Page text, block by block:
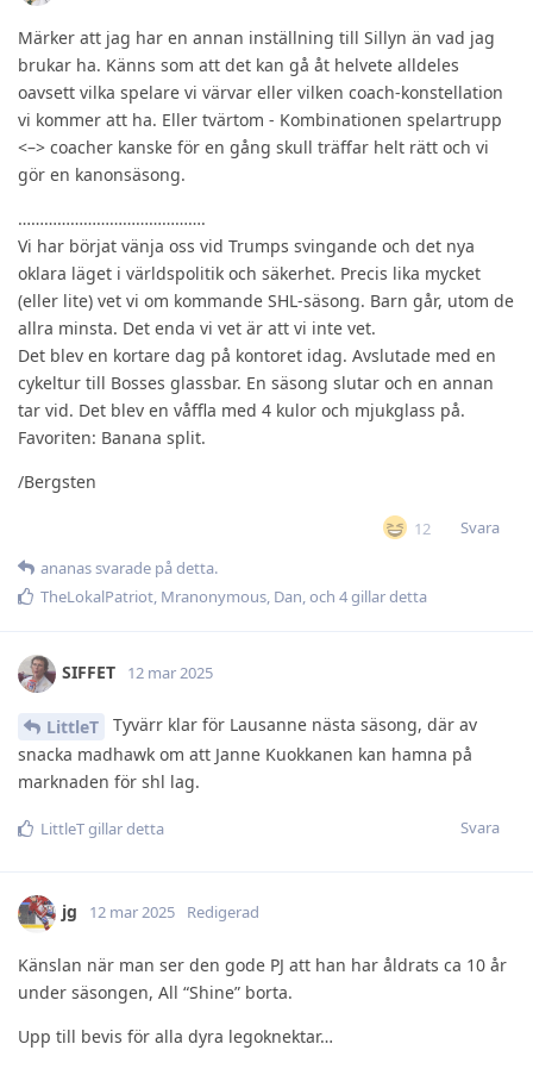
Märker att jag har en annan inställning till Sillyn än vad jag
brukar ha. Känns som att det kan gå åt helvete alldeles
oavsett vilka spelare vi värvar eller vilken coach-konstellation
vi kommer att ha. Eller tvärtom - Kombinationen spelartrupp
<–> coacher kanske för en gång skull träffar helt rätt och vi
gör en kanonsäsong.
…………………………………….
Vi har börjat vänja oss vid Trumps svingande och det nya
oklara läget i världspolitik och säkerhet. Precis lika mycket
(eller lite) vet vi om kommande SHL-säsong. Barn går, utom de
allra minsta. Det enda vi vet är att vi inte vet.
Det blev en kortare dag på kontoret idag. Avslutade med en
cykeltur till Bosses glassbar. En säsong slutar och en annan
tar vid. Det blev en våffla med 4 kulor och mjukglass på.
Favoriten: Banana split.
/Bergsten
12
Svara
ananassvarade på detta.
TheLokalPatriot, Mranonymous, Dan, och 4gillar detta
SIFFET 12 mar 2025
LittleT
Tyvärr klar för Lausanne nästa säsong, där av
snacka madhawk om att Janne Kuokkanen kan hamna på
marknaden för shl lag.
Svara
LittleTgillar detta
jg 12 mar 2025 Redigerad
Känslan när man ser den gode PJ att han har åldrats ca 10 år
under säsongen, All “Shine” borta.
Upp till bevis för alla dyra legoknektar…